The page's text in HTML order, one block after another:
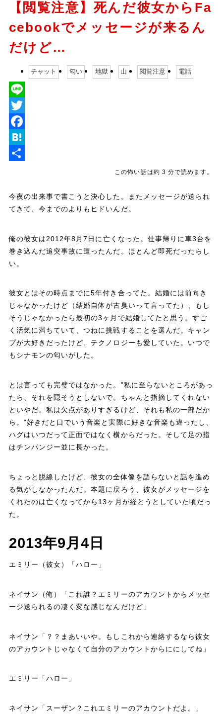
【閲覧注意】死んだ彼女からFa
cebookでメッセージが来るん
だけど…
チャット 匂い 地獄 山 閲覧注意 電話
L
e
T
w
e
a
b
k
H
e
この怖い話は約 3 分で読めます。
今夜の出来事で書こうと決心した。またメッセージが送られ
てきて、今までのよりもヒドいんだ。
俺の彼女は2012年8月7日に亡くなった。仕事帰りに車3台を
巻き込んだ追突事故に遭ったんだ。ほとんど即死だったらし
い。
彼女とはその時点までに5年付き合ってた。結婚には前向き
じゃなかったけど（結婚自体が古臭いって言ってた）、もし
そうじゃなかったら最初の3ヶ月で結婚してたと思う。すご
く活気に満ちていて、つねに挑戦することを選んだ。キャン
プが大好きだったけど、テクノロジーも愛していた。いつで
もシナモンの匂いがした。
とは言っても完璧ではなかった。”私に至らないところがあっ
たら、それを隠そうとしないで。ちゃんと指摘してくれない
といやだ。私は欠点がありすぎるけど、それも私の一部だか
ら。”好きだと口でいう音楽と実際に好きな音楽も違ったし、
ハグはいつだって正面ではなく横からだった。そして足の指
はチンパンジー並に長かった。
ちょっと脱線したけど、彼女の全体像を語らないと話を進め
る気がしなかったんだ。本題に戻ろう、彼女がメッセージを
くれたのは亡くなってから13ヶ月が経とうとしていた頃だっ
た。
2013年9月4日
エミリー（彼女）「ハロー」
ネイサン（俺）「これ誰？エミリーのアカウントからメッセ
ージ送られるの凄く変な感じなんだけど」
ネイサン「？？まあいいや。もしこれから連絡するなら彼女
のアカウントじゃなくて自分のアカウントからににしてね」
エミリー「ハロー」
ネイサン「スーザン？これエミリーのアカウントだよ。」